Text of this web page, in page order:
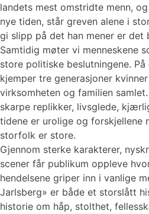
landets mest omstridte menn,
nye tiden, står greven alene i
gi slipp på det han mener er det
Samtidig møter vi menneskene
store politiske beslutningene.
kjemper tre generasjoner
virksomheten og familien
skarpe replikker, livsglede,
tidene er urolige og forskjellene
storfolk er store.
Gjennom sterke karakterer,
scener får publikum oppleve
hendelsene griper inn i vanlige
Jarlsberg» er både et storslått
historie om håp, stolthet,